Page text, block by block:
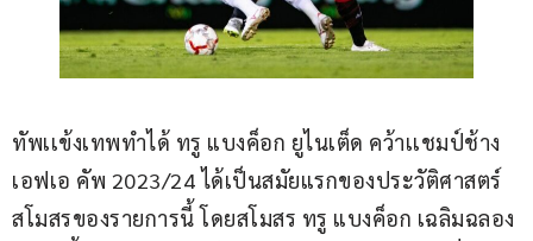
ทัพเเข้งเทพทำได้ ทรู แบงค็อก ยูไนเต็ด คว้าเเชมป์ช้าง
เอฟเอ คัพ 2023/24 ได้เป็นสมัยแรกของประวัติศาสตร์
สโมสรของรายการนี้ โดยสโมสร ทรู แบงค็อก เฉลิมฉลอง